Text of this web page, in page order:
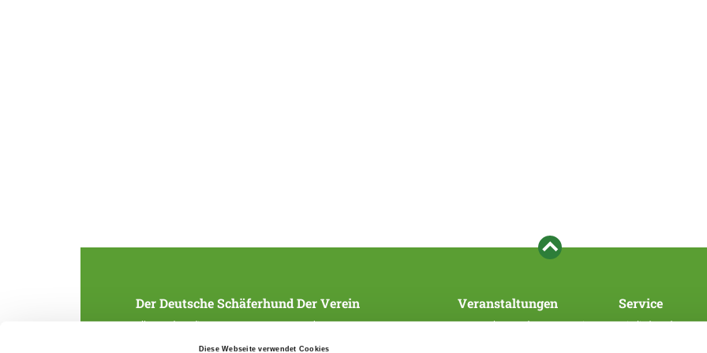
Diese Webseite verwendet Cookies
Der Deutsche Schäferhund
Alles rund um die Rasse
Der Verein
Struktur
Veranstaltungen
Veranstaltungen des Hauptvereins
Service
Mitglied werden